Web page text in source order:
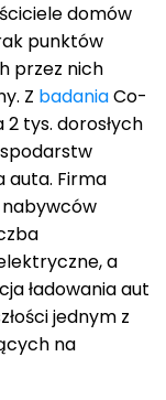
domów
punktów
przez nich
Z badaniaCo-
tys. dorosłych
auta. Firma
nabywców
a
ładowania aut
jednym z
na